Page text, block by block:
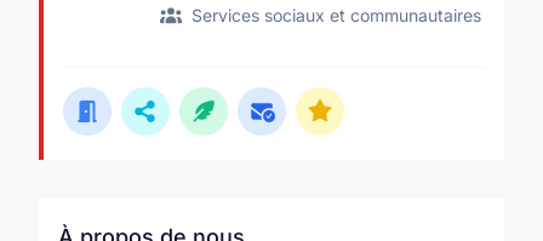
Services sociaux et communautaires